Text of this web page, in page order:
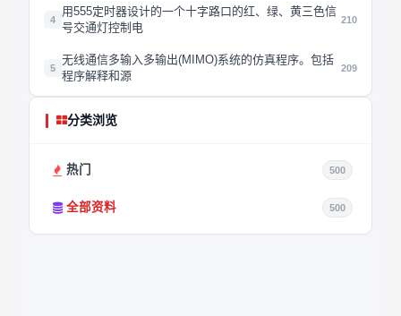
4
用555定时器设计的一个十字路口的红、绿、黄三色信
号交通灯控制电
210
5
无线通信多输入多输出(MIMO)系统的仿真程序。包括
程序解释和源
209
分类浏览
热门 500
全部资料 500